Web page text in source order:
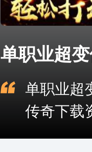
单职业超
单职业超
传奇下载